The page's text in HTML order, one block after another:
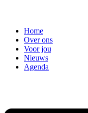
Home
Over ons
Voor jou
Nieuws
Agenda